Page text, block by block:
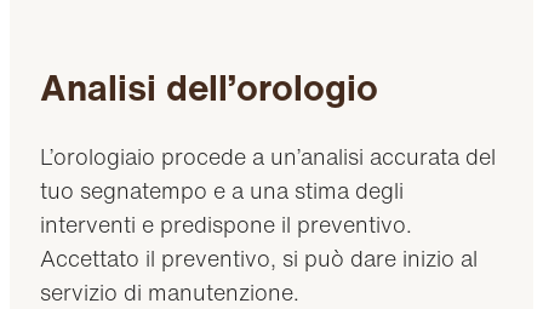
Analisi dell’orologio
L’orologiaio procede a un’analisi accurata del
tuo segnatempo e a una stima degli
interventi e predispone il preventivo.
Accettato il preventivo, si può dare inizio al
servizio di manutenzione.